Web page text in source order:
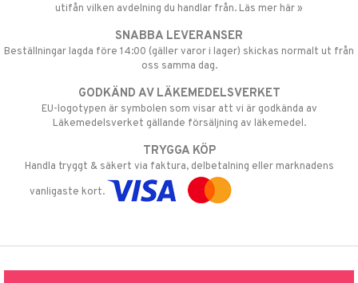
utifån vilken avdelning du handlar från. Läs mer här »
SNABBA LEVERANSER
Beställningar lagda före 14:00 (gäller varor i lager) skickas normalt ut från
oss samma dag.
GODKÄND AV LÄKEMEDELSVERKET
EU-logotypen är symbolen som visar att vi är godkända av
Läkemedelsverket gällande försäljning av läkemedel.
TRYGGA KÖP
Handla tryggt & säkert via faktura, delbetalning eller marknadens
vanligaste kort.